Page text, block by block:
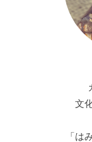
文
「は